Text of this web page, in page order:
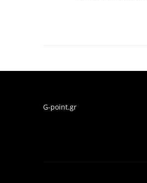
G-point.gr